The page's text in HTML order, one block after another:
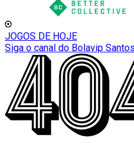
JOGOS DE HOJE
Siga o canal do Bolavip Santos